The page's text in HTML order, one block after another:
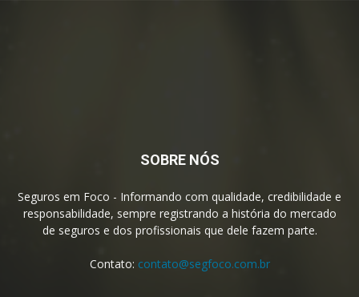
SOBRE NÓS
Seguros em Foco - Informando com qualidade, credibilidade e
responsabilidade, sempre registrando a história do mercado
de seguros e dos profissionais que dele fazem parte.
Contato: contato@segfoco.com.br